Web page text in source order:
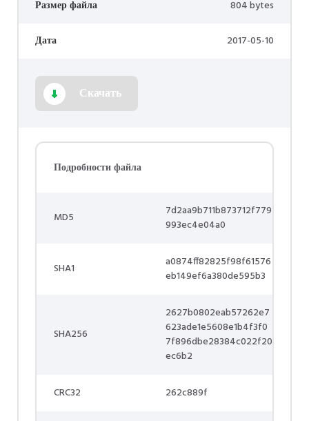
Размер файла 804 bytes
Дата 2017-05-10
Скачать
Подробности файла
MD5
7d2aa9b711b873712f779
993ec4e04a0
SHA1
a0874ff82825f98f61576
eb149ef6a380de595b3
SHA256
2627b0802eab57262e7
623ade1e5608e1b4f3f0
7f896dbe28384c022f20
ec6b2
CRC32 262c889f